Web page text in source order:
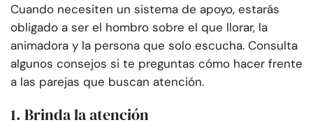
Cuando necesiten un sistema de apoyo, estarás
obligado a ser el hombro sobre el que llorar, la
animadora y la persona que solo escucha. Consulta
algunos consejos si te preguntas cómo hacer frente
a las parejas que buscan atención.
1. Brinda la atención